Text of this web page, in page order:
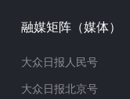
融媒矩阵（媒体）
大众日报人民号
大众日报北京号